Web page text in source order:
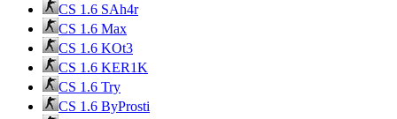
CS 1.6 SAh4r
CS 1.6 Max
CS 1.6 KOt3
CS 1.6 KER1K
CS 1.6 Try
CS 1.6 ByProsti